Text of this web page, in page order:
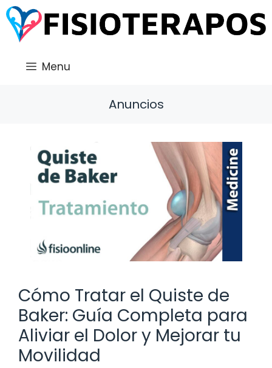
Saltar
al
contenido
Menu
Anuncios
Cómo Tratar el Quiste de
Baker: Guía Completa para
Aliviar el Dolor y Mejorar tu
Movilidad